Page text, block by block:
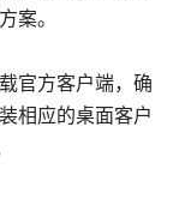
案。
官方客户端，确
相应的桌面客户